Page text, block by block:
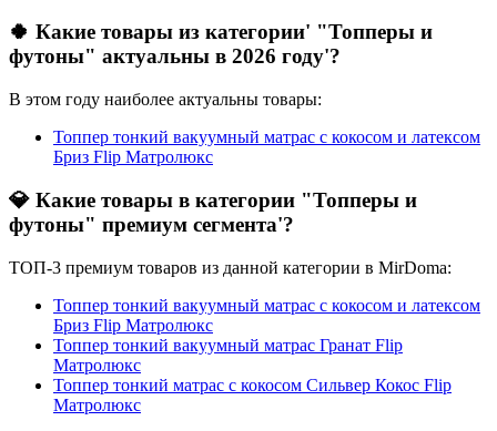
🍀 Какие товары из категории' "Топперы и
футоны" актуальны в 2026 году'?
В этом году наиболее актуальны товары:
Топпер тонкий вакуумный матрас с кокосом и латексом
Бриз Flip Матролюкс
💎 Какие товары в категории "Топперы и
футоны" премиум сегмента'?
ТОП-3 премиум товаров из данной категории в MirDoma:
Топпер тонкий вакуумный матрас с кокосом и латексом
Бриз Flip Матролюкс
Топпер тонкий вакуумный матрас Гранат Flip
Матролюкс
Топпер тонкий матрас с кокосом Сильвер Кокос Flip
Матролюкс